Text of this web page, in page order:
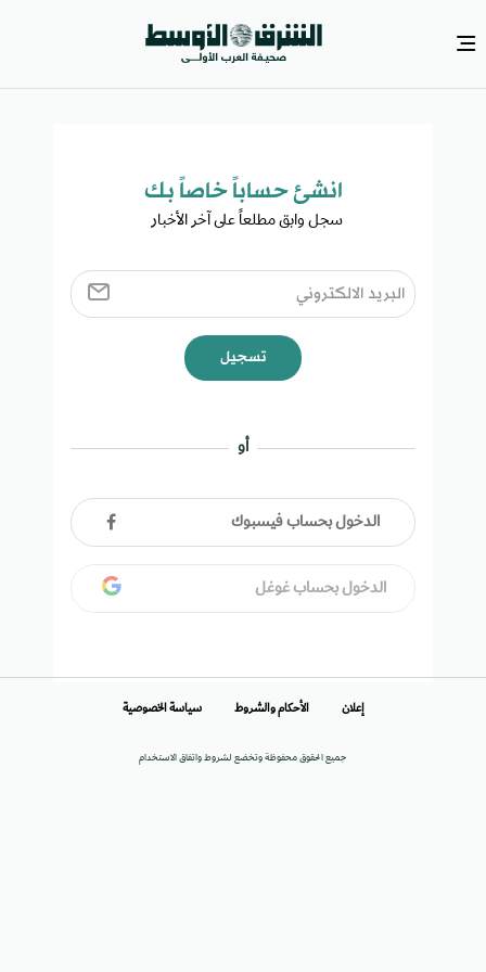
انشئ حساباً خاصاً بك​
سجل وابق مطلعاً على آخر الأخبار ​
تسجيل
أو
الدخول بحساب فيسبوك
الدخول بحساب غوغل
جميع الحقوق محفوظة وتخضع لشروط واتفاق الاستخدام
إعلان الأحكام والشروط سياسة الخصوصية